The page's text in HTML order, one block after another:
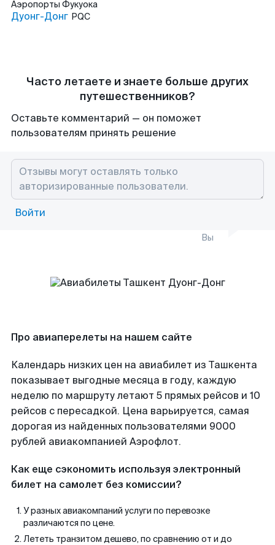
Аэропорты Фукуока
Дуонг-Донг PQC
Часто летаете и знаете больше других
путешественников?
Оставьте комментарий — он поможет
пользователям принять решение
Войти
Вы
Про авиаперелеты на нашем сайте
Календарь низких цен на авиабилет из Ташкента
показывает выгодные месяца в году, каждую
неделю по маршруту летают 5 прямых рейсов и 10
рейсов с пересадкой. Цена варьируется, самая
дорогая из найденных пользователями 9000
рублей авиакомпанией Аэрофлот.
Как еще сэкономить используя электронный
билет на самолет без комиссии?
У разных авиакомпаний услуги по перевозке
различаются по цене.
Лететь транзитом дешево, по сравнению от и до